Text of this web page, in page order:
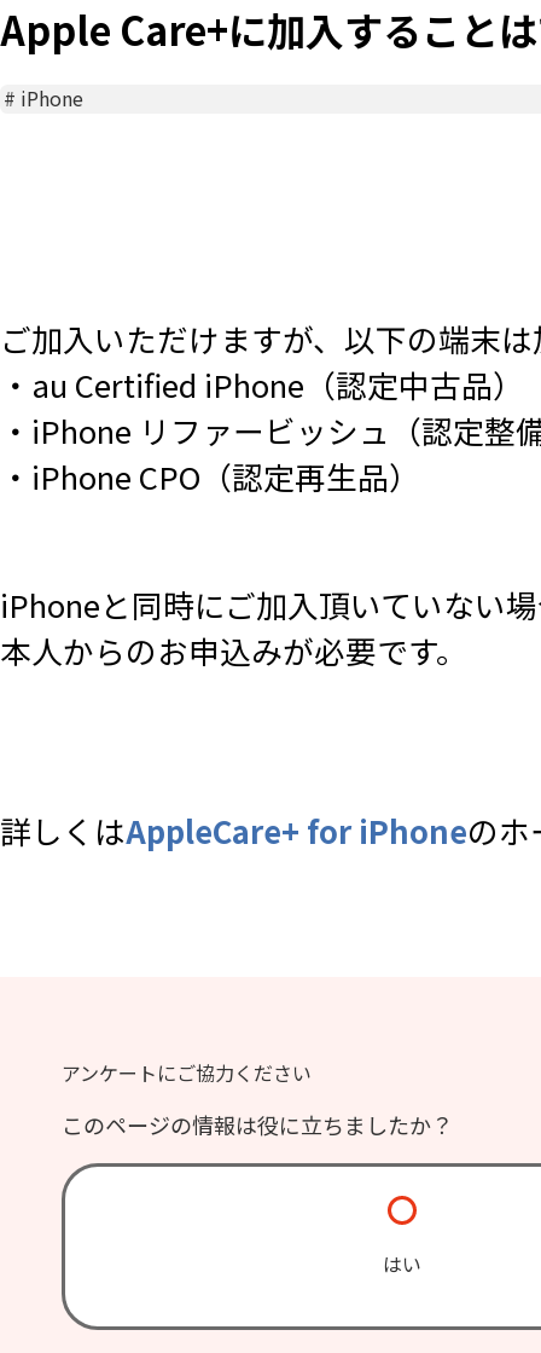
Apple Care+に加入すること
# iPhone
ご加入いただけますが、以下の端末
・au Certified iPhone（認定中古品）
・iPhone リファービッシュ（認定整
・iPhone CPO（認定再生品）
iPhoneと同時にご加入頂いていない
本人からのお申込みが必要です。
詳しくはAppleCare+ for iPhoneの
アンケートにご協力ください
このページの情報は役に立ちましたか？
はい